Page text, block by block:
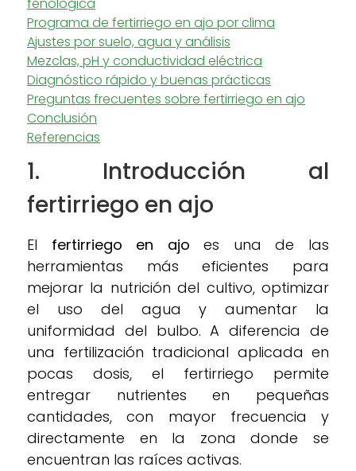
fenológica
Programa de fertirriego en ajo por clima
Ajustes por suelo, agua y análisis
Mezclas, pH y conductividad eléctrica
Diagnóstico rápido y buenas prácticas
Preguntas frecuentes sobre fertirriego en ajo
Conclusión
Referencias
1. Introducción al
fertirriego en ajo
El fertirriego en ajo es una de las
herramientas más eficientes para
mejorar la nutrición del cultivo, optimizar
el uso del agua y aumentar la
uniformidad del bulbo. A diferencia de
una fertilización tradicional aplicada en
pocas dosis, el fertirriego permite
entregar nutrientes en pequeñas
cantidades, con mayor frecuencia y
directamente en la zona donde se
encuentran las raíces activas.